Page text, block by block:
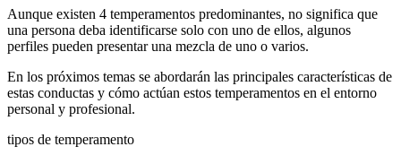
Aunque existen 4 temperamentos predominantes, no significa que
una persona deba identificarse solo con uno de ellos, algunos
perfiles pueden presentar una mezcla de uno o varios.
En los próximos temas se abordarán las principales características de
estas conductas y cómo actúan estos temperamentos en el entorno
personal y profesional.
tipos de temperamento